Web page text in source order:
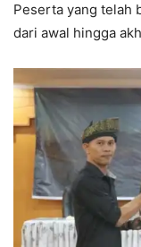
Peserta yang telah
dari awal hingga